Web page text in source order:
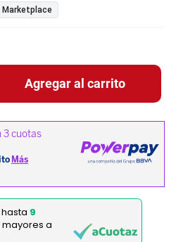
Marketplace
Agregar al carrito
9
a